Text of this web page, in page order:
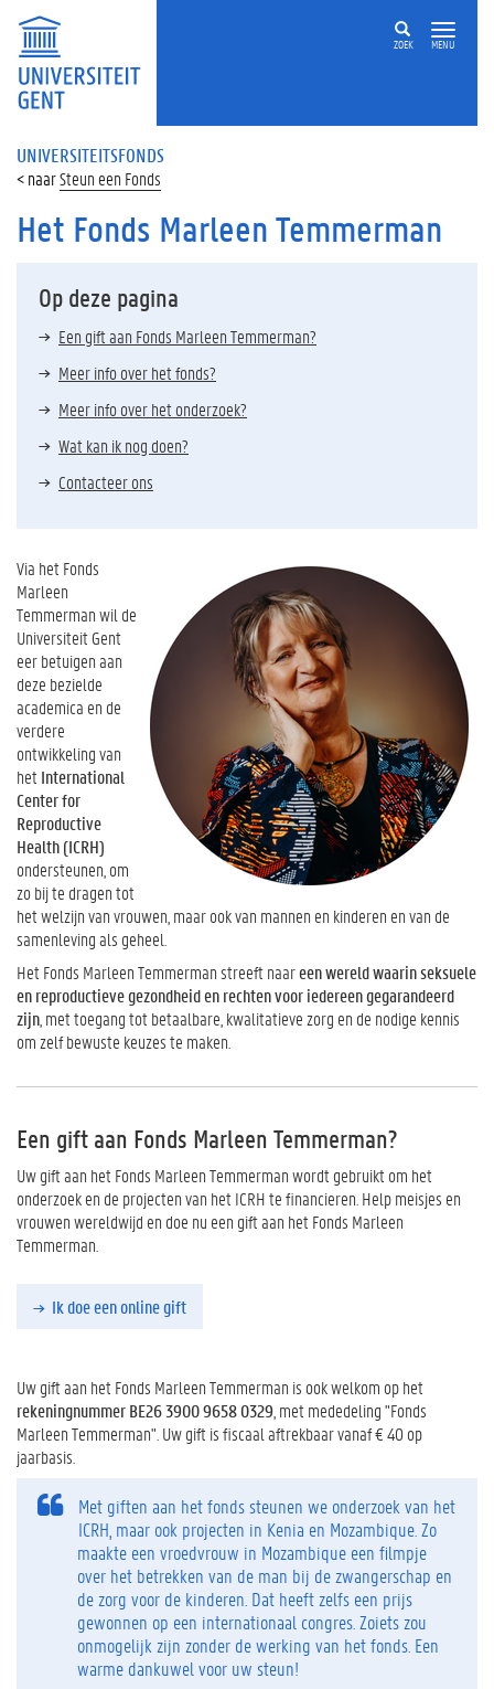
ZOEK MENU
UNIVERSITEITSFONDS
Steun een Fonds
Het Fonds Marleen Temmerman
Op deze pagina
Een gift aan Fonds Marleen Temmerman?
Meer info over het fonds?
Meer info over het onderzoek?
Wat kan ik nog doen?
Contacteer ons
Via het Fonds
Marleen
Temmerman wil de
Universiteit Gent
eer betuigen aan
deze bezielde
academica en de
verdere
ontwikkeling van
hetInternational
Center for
Reproductive
Health (ICRH)
ondersteunen, om
zo bij te dragen tot
het welzijn van vrouwen, maar ook van mannen en kinderen en van de
samenleving als geheel.
Het Fonds Marleen Temmerman streeft naareen wereld waarin seksuele
en reproductieve gezondheid en rechten voor iedereen gegarandeerd
zijn , met toegang tot betaalbare, kwalitatieve zorg en de nodige kennis
om zelf bewuste keuzes te maken.
Een gift aan Fonds Marleen Temmerman?
Uw gift aan het Fonds Marleen Temmerman wordt gebruikt om het
onderzoek en de projecten van het ICRH te financieren. Help meisjes en
vrouwen wereldwijd en doe nu een gift aan het Fonds Marleen
Temmerman.
Ik doe een online gift
Uw gift aan het Fonds Marleen Temmerman is ook welkom op het
rekeningnummer BE26 3900 9658 0329 , met mededeling "Fonds
Marleen Temmerman". Uw gift is fiscaal aftrekbaar vanaf € 40 op
jaarbasis.
Met giften aan het fonds steunen we onderzoek van het
ICRH, maar ook projecten in Kenia en Mozambique. Zo
maakte een vroedvrouw in Mozambique een filmpje
over het betrekken van de man bij de zwangerschap en
de zorg voor de kinderen. Dat heeft zelfs een prijs
gewonnen op een internationaal congres. Zoiets zou
onmogelijk zijn zonder de werking van het fonds. Een
warme dankuwel voor uw steun!